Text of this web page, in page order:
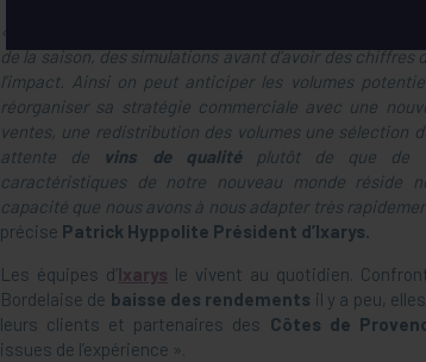
« Car ce qui est capital à ce stade c’est de pouvoir
de la saison, des simulations avant d’avoir des
l’impact. Ainsi on peut anticiper les volumes
réorganiser sa stratégie commerciale avec une
ventes, une redistribution des volumes une sélection
attente de vins de qualitéplutôt de que de
caractéristiques de notre nouveau monde réside
capacité que nous avons à nous adapter très
précise Patrick Hyppolite Président d’Ixarys.
Les équipes d’Ixarys le vivent au quotidien.
Bordelaise de baisse des rendements il y a peu,
leurs clients et partenaires des Côtes de
issues de l’expérience ».